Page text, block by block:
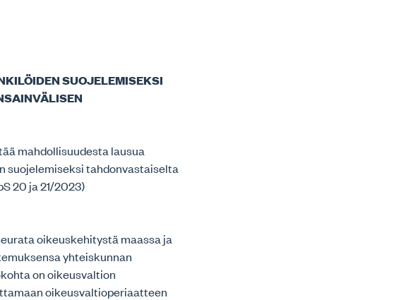
SUOJELEMISEKSI
mahdollisuudesta lausua
suojelemiseksi tahdonvastaiselta
20 ja 21/2023)
oikeuskehitystä maassa ja
yhteiskunnan
on oikeusvaltion
oikeusvaltioperiaatteen